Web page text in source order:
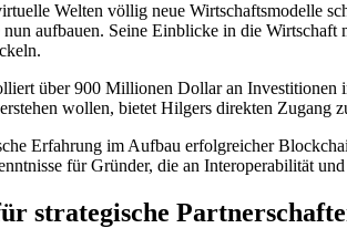
Welten völlig neue Wirtschaftsmodelle
aufbauen. Seine Einblicke in die
über 900 Millionen Dollar an Investitionen
wollen, bietet Hilgers direkten Zugang
Erfahrung im Aufbau erfolgreicher
für Gründer, die an Interoperabilität
strategische